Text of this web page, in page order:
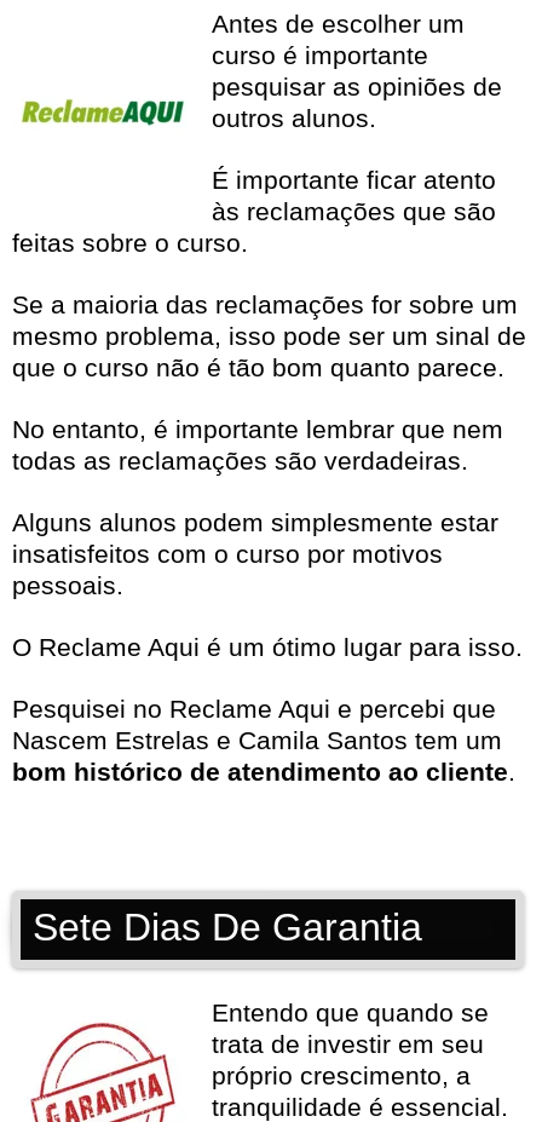
Antes de escolher um
curso é importante
pesquisar as opiniões de
outros alunos.
É importante ficar atento
às reclamações que são
feitas sobre o curso.
Se a maioria das reclamações for sobre um
mesmo problema, isso pode ser um sinal de
que o curso não é tão bom quanto parece.
No entanto, é importante lembrar que nem
todas as reclamações são verdadeiras.
Alguns alunos podem simplesmente estar
insatisfeitos com o curso por motivos
pessoais.
O Reclame Aqui é um ótimo lugar para isso.
Pesquisei no Reclame Aqui e percebi que
Nascem Estrelas e Camila Santos tem um
bom histórico de atendimento ao cliente
Sete Dias De Garantia
Entendo que quando se
trata de investir em seu
próprio crescimento, a
tranquilidade é essencial.